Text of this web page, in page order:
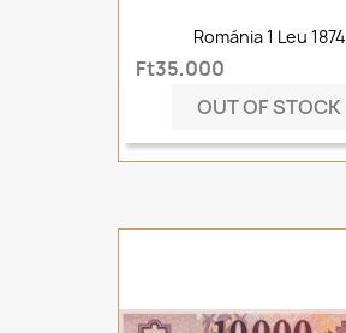
Románia 1 Leu 1874
Ft35,000
OUT OF STOCK